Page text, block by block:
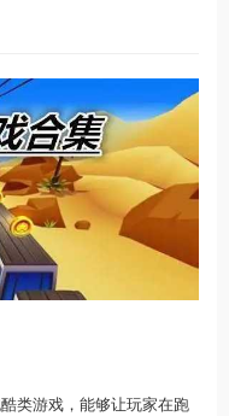
类游戏，能够让玩家在跑